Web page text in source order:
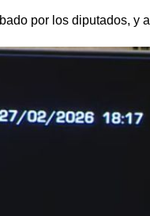
por los diputados, y